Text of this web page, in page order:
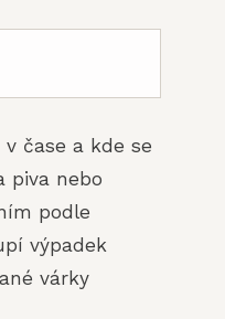
čase a kde se
piva nebo
podle
výpadek
várky